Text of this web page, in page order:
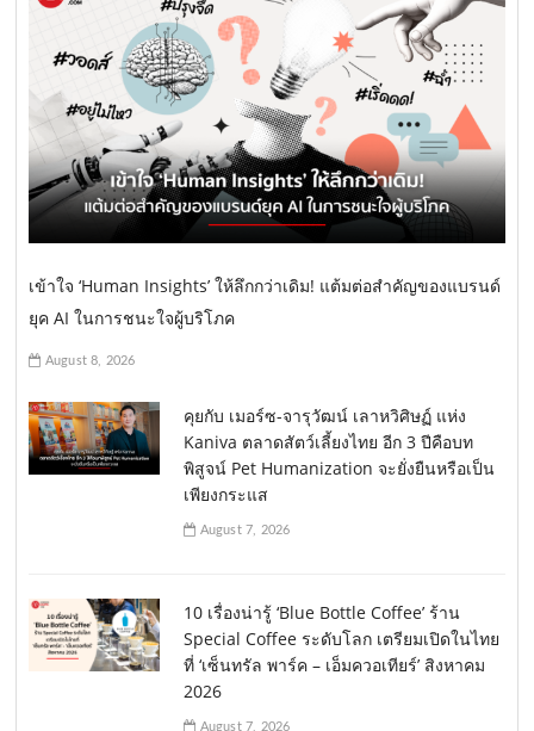
เข้าใจ ‘Human Insights’ ให้ลึกกว่าเดิม! แต้มต่อสำคัญของแบรนด์
ยุค AI ในการชนะใจผู้บริโภค
August 8, 2026
คุยกับ เมอร์ซ-จารุวัฒน์ เลาหวิศิษฏ์ แห่ง
Kaniva ตลาดสัตว์เลี้ยงไทย อีก 3 ปีคือบท
พิสูจน์ Pet Humanization จะยั่งยืนหรือเป็น
เพียงกระแส
August 7, 2026
10 เรื่องน่ารู้ ‘Blue Bottle Coffee’ ร้าน
Special Coffee ระดับโลก เตรียมเปิดในไทย
ที่ ‘เซ็นทรัล พาร์ค – เอ็มควอเทียร์’ สิงหาคม
2026
August 7, 2026